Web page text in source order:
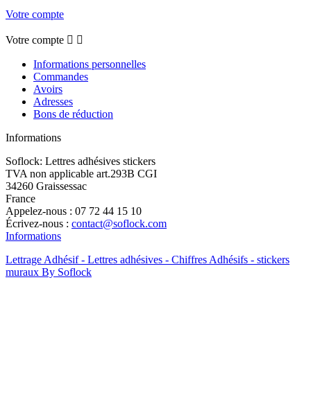
Votre compte
Votre compte  
Informations personnelles
Commandes
Avoirs
Adresses
Bons de réduction
Informations
Soflock: Lettres adhésives stickers
TVA non applicable art.293B CGI
34260 Graissessac
France
Appelez-nous : 07 72 44 15 10
Écrivez-nous : contact@soflock.com
Informations
Lettrage Adhésif - Lettres adhésives - Chiffres Adhésifs - stickers
muraux By Soflock